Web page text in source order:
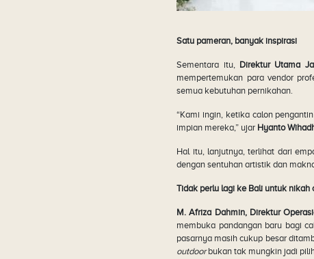
Satu pameran, banyak inspirasi
Sementara itu, Direktur Utama
mempertemukan para vendor
semua kebutuhan pernikahan.
“Kami ingin, ketika calon
impian mereka,” ujar Hyanto
Hal itu, lanjutnya, terlihat dari
dengan sentuhan artistik dan
Tidak perlu lagi ke Bali untuk nikah
M. Afriza Dahmin, Direktur
membuka pandangan baru bagi
pasarnya masih cukup besar
outdoorbukan tak mungkin jadi